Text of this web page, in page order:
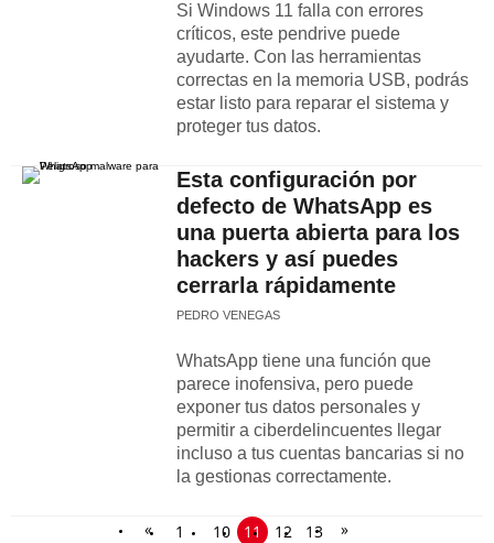
Si Windows 11 falla con errores
críticos, este pendrive puede
ayudarte. Con las herramientas
correctas en la memoria USB, podrás
estar listo para reparar el sistema y
proteger tus datos.
Esta configuración por
defecto de WhatsApp es
una puerta abierta para los
hackers y así puedes
cerrarla rápidamente
PEDRO VENEGAS
WhatsApp tiene una función que
parece inofensiva, pero puede
exponer tus datos personales y
permitir a ciberdelincuentes llegar
incluso a tus cuentas bancarias si no
la gestionas correctamente.
« 1 10 11 12 13
»